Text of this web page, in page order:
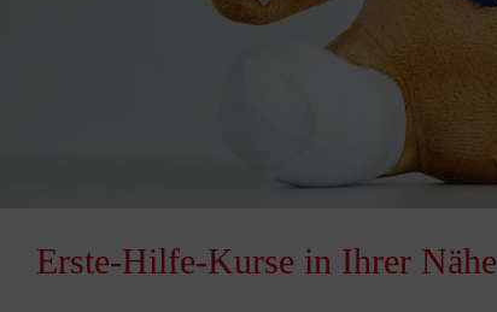
Erste-Hilfe-Kurse in Ihrer Nähe